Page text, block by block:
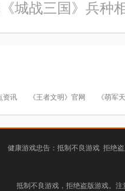
城战三国》兵种
资讯 《王者文明》官网 《萌军
健康游戏忠告：抵制不良游戏 拒绝
抵制不良游戏，拒绝盗版游戏。